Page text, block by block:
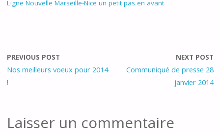
Ligne Nouvelle Marseille-Nice un petit pas en avant
PREVIOUS POST
Nos meilleurs voeux pour 2014
!
NEXT POST
Communiqué de presse 28
janvier 2014
Laisser un commentaire